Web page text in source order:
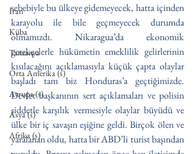
İran
Küba
Tanzanya
Orta Amerika (s)
Avrupa (s)
Asya (s)
Afrika (s)
sebebiyle bu ülkeye gidemeyecek, hatta içinden
karayolu ile bile geçmeyecek durumda
olmamızdı. Nikaragua’da ekonomik
gerekçelerle hükümetin emeklilik gelirlerinin
kısılacağını açıklamasıyla küçük çapta olaylar
başladı tam biz Honduras’a geçtiğimizde.
Devlet başkanının sert açıklamaları ve polisin
şiddetle karşılık vermesiyle olaylar büyüdü ve
ülke bir iç savaşın eşiğine geldi. Birçok ölen ve
yaralanan oldu, hatta bir ABD’li turist başından